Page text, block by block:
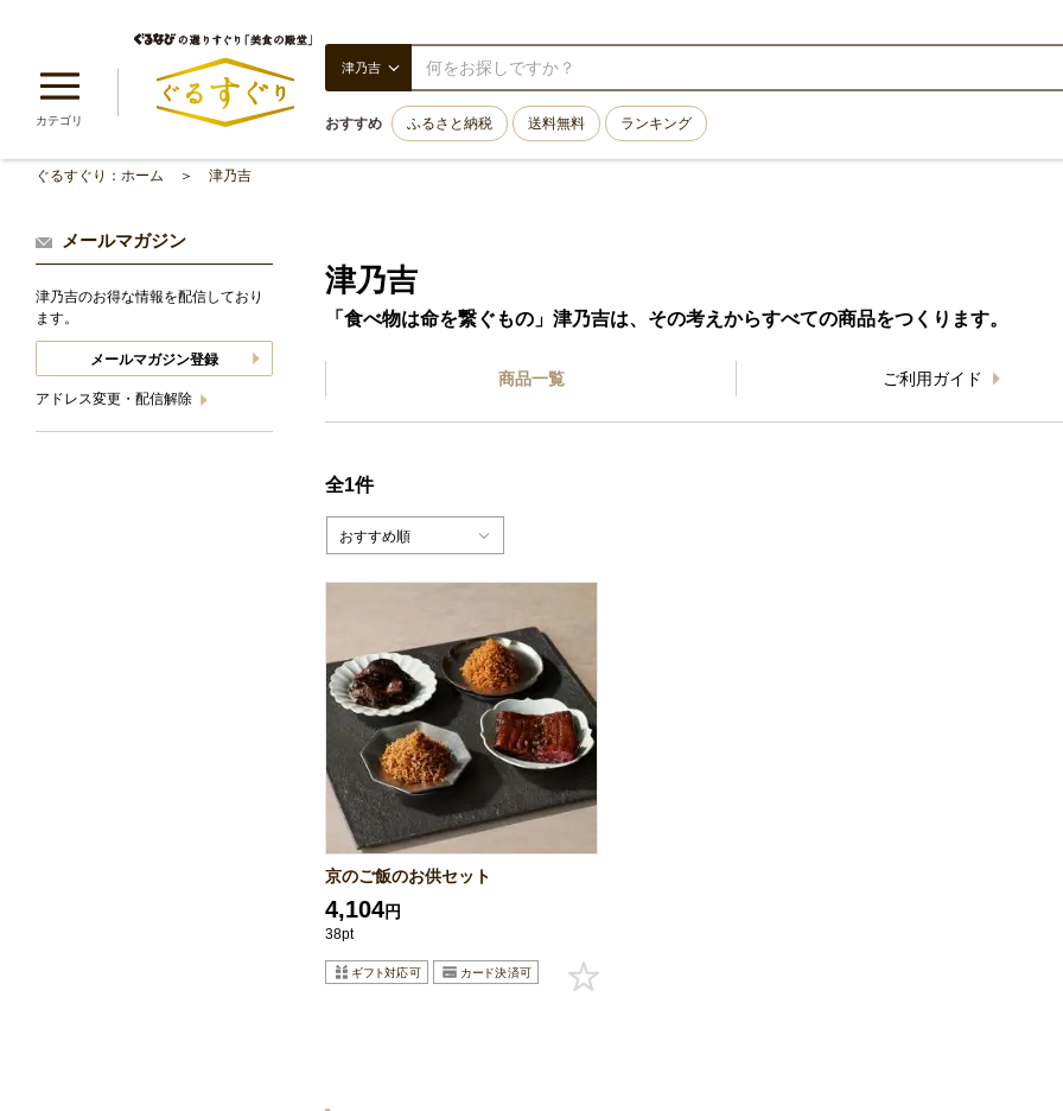
カテゴリ
津乃吉
おすすめ ふるさと納税 送料無料 ランキング
ぐるすぐり：ホーム 津乃吉
津乃吉
「食べ物は命を繋ぐもの」津乃吉は、その考えからすべての商品をつくります。
商品一覧 ご利用ガイド
全1件
おすすめ順
京のご飯のお供セット
4,104円
38pt
メールマガジン
津乃吉のお得な情報を配信しており
ます。
メールマガジン登録
アドレス変更・配信解除